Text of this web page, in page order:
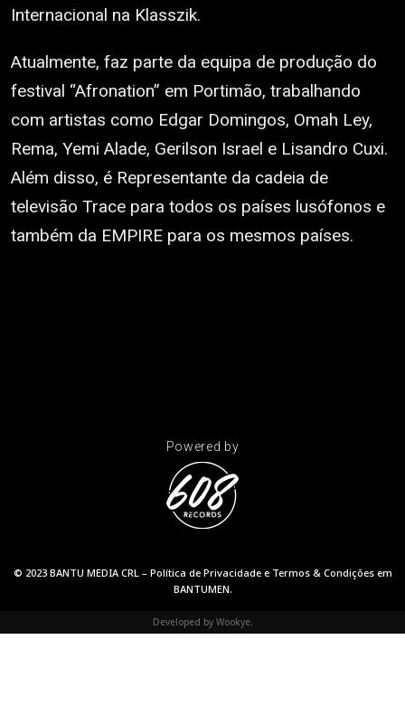
Internacional na Klasszik.
Atualmente, faz parte da equipa de produção do
festival “Afronation” em Portimão, trabalhando
com artistas como Edgar Domingos, Omah Ley,
Rema, Yemi Alade, Gerilson Israel e Lisandro Cuxi.
Além disso, é Representante da cadeia de
televisão Trace para todos os países lusófonos e
também da EMPIRE para os mesmos países.
Powered by
© 2023 BANTU MEDIA CRL – Política de Privacidade e Termos & Condiçõesem
BANTUMEN.
Developed by Wookye.